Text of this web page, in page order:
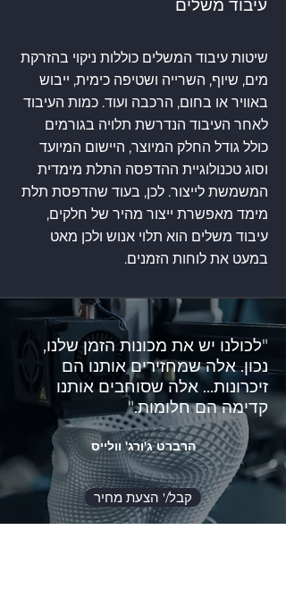
עיבוד משלים
שיטות עיבוד המשלים כוללות ניקוי בהזרקת
מים, שיוף, השרייה ושטיפה כימית, ייבוש
באוויר או בחום, הרכבה ועוד. כמות העיבוד
לאחר העיבוד הנדרשת תלויה בגורמים
כולל גודל החלק המיוצר, היישום המיועד
וסוג טכנולוגיית ההדפסה התלת מימדית
המשמשת לייצור. לכן, בעוד שהדפסת תלת
מימד מאפשרת ייצור מהיר של חלקים,
עיבוד משלים הוא תלוי אנוש ולכן מאט
במעט את לוחות הזמנים.
"לכולנו יש את מכונות הזמן שלנו,
נכון. אלה שמחזירים אותנו הם
זיכרונות... אלה שסוחבים אותנו
קדימה הם חלומות."
הרברט ג'ורג' וולייס
קבל/' הצעת מחיר